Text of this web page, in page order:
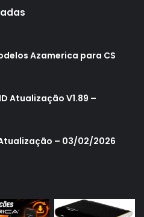
Plus
New
Plus
Azamerica para CS
Atualização V1.89 –
– 03/02/2026